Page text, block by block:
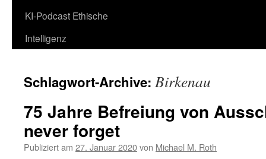
KI-Podcast Ethische
Intelligenz
Schlagwort-Archive: Birkenau
75 Jahre Befreiung von
never forget
Publiziert am 27. Januar 2020von Michael M. Roth